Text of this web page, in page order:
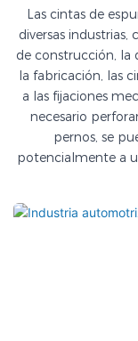
Las cintas de
diversas
de construcción, la
la fabricación, las
a las fijaciones
necesario
pernos, se
potencialmente a